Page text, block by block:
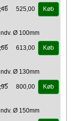
525,00 Køb
Ø 100mm
613,00 Køb
Ø 130mm
800,00 Køb
Ø 150mm